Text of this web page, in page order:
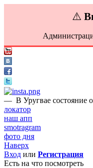
⚠️
— В Уругвае состояние
локатор
наш апп
smotragram
фото дня
Наверх
Вход или Регистрация
Есть на что посмотреть